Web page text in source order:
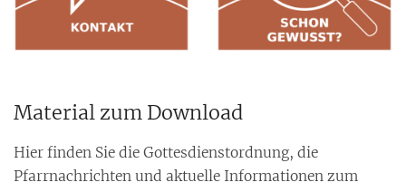
Material zum Download
Hier finden Sie die Gottesdienstordnung, die
Pfarrnachrichten und aktuelle Informationen zum